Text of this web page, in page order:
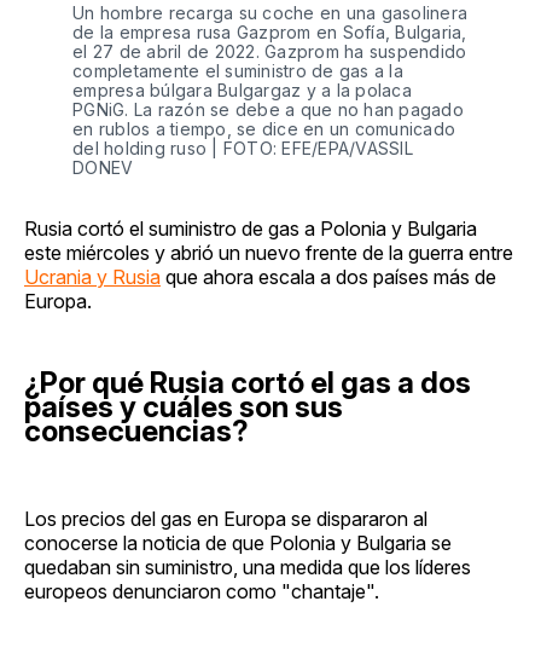
Un hombre recarga su coche en una gasolinera
de la empresa rusa Gazprom en Sofía, Bulgaria,
el 27 de abril de 2022. Gazprom ha suspendido
completamente el suministro de gas a la
empresa búlgara Bulgargaz y a la polaca
PGNiG. La razón se debe a que no han pagado
en rublos a tiempo, se dice en un comunicado
del holding ruso | FOTO: EFE/EPA/VASSIL
DONEV
Rusia cortó el suministro de gas a Polonia y Bulgaria
este miércoles y abrió un nuevo frente de la guerra entre
Ucrania y Rusia que ahora escala a dos países más de
Europa.
¿Por qué Rusia cortó el gas a dos
países y cuáles son sus
consecuencias?
Los precios del gas en Europa se dispararon al
conocerse la noticia de que Polonia y Bulgaria se
quedaban sin suministro, una medida que los líderes
europeos denunciaron como "chantaje".